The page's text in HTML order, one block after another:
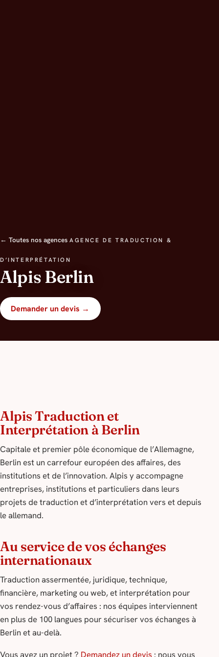
← Toutes nos agences AGENCE DE TRADUCTION &
D’INTERPRÉTATION
Alpis Berlin
Demander un devis →
Alpis Traduction et
Interprétation à Berlin
Capitale et premier pôle économique de l’Allemagne,
Berlin est un carrefour européen des affaires, des
institutions et de l’innovation. Alpis y accompagne
entreprises, institutions et particuliers dans leurs
projets de traduction et d’interprétation vers et depuis
le allemand.
Au service de vos échanges
internationaux
Traduction assermentée, juridique, technique,
financière, marketing ou web, et interprétation pour
vos rendez-vous d’affaires : nos équipes interviennent
en plus de 100 langues pour sécuriser vos échanges à
Berlin et au-delà.
Vous avez un projet ? Demandez un devis : nous vous